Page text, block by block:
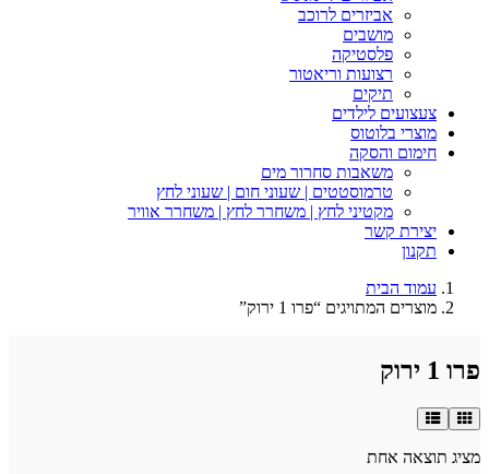
אביזרים לרוכב
מושבים
פלסטיקה
רצועות וריאטור
תיקים
צעצועים לילדים
מוצרי בלוטוס
חימום והסקה
משאבות סחרור מים
טרמוסטטים | שעוני חום | שעוני לחץ
מקטיני לחץ | משחרר לחץ | משחרר אוויר
יצירת קשר
תקנון
עמוד הבית
מוצרים המתויגים “פרו 1 ירוק”
פרו 1 ירוק
מציג תוצאה אחת